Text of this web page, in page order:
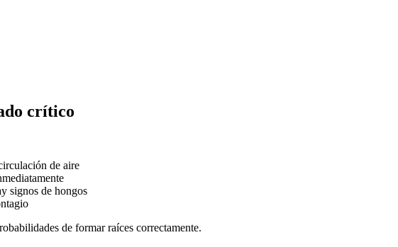
crítico
de aire
signos de hongos
de formar raíces correctamente.